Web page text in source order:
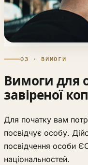
03 · ВИМОГИ
Вимоги для
завіреної
Для початку вам
посвідчує особу.
посвідчення особи
національностей.